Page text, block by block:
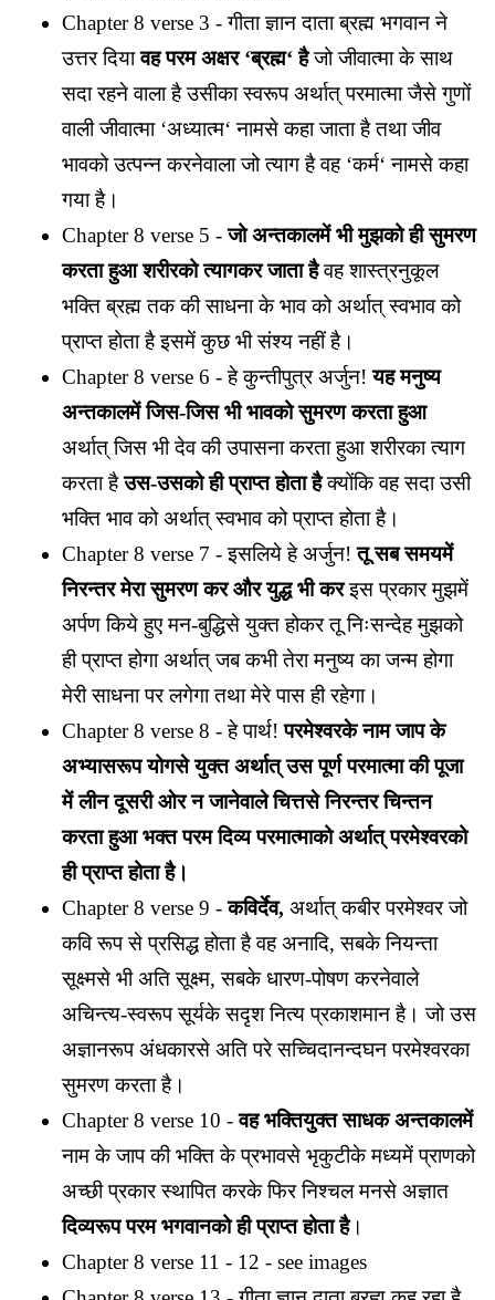
Chapter 8 verse 3 - गीता ज्ञान दाता ब्रह्म भगवान ने
उत्तर दियावह परम अक्षर ‘ब्रह्म‘ हैजो जीवात्मा के साथ
सदा रहने वाला है उसीका स्वरूप अर्थात् परमात्मा जैसे गुणों
वाली जीवात्मा ‘अध्यात्म‘ नामसे कहा जाता है तथा जीव
भावको उत्पन्न करनेवाला जो त्याग है वह ‘कर्म‘ नामसे कहा
गया है।
Chapter 8 verse 5 -जो अन्तकालमें भी मुझको ही सुमरण
करता हुआ शरीरको त्यागकर जाता हैवह शास्त्रनुकूल
भक्ति ब्रह्म तक की साधना के भाव को अर्थात् स्वभाव को
प्राप्त होता है इसमें कुछ भी संश्य नहीं है।
Chapter 8 verse 6 - हे कुन्तीपुत्र अर्जुन!यह मनुष्य
अन्तकालमें जिस-जिस भी भावको सुमरण करता हुआ
अर्थात् जिस भी देव की उपासना करता हुआ शरीरका त्याग
करता हैउस-उसको ही प्राप्त होता हैक्योंकि वह सदा उसी
भक्ति भाव को अर्थात् स्वभाव को प्राप्त होता है।
Chapter 8 verse 7 - इसलिये हे अर्जुन!तू सब समयमें
निरन्तर मेरा सुमरण कर और युद्ध भी करइस प्रकार मुझमें
अर्पण किये हुए मन-बुद्धिसे युक्त होकर तू निःसन्देह मुझको
ही प्राप्त होगा अर्थात् जब कभी तेरा मनुष्य का जन्म होगा
मेरी साधना पर लगेगा तथा मेरे पास ही रहेगा।
Chapter 8 verse 8 - हे पार्थ!परमेश्वरके नाम जाप के
अभ्यासरूप योगसे युक्त अर्थात् उस पूर्ण परमात्मा की पूजा
में लीन दूसरी ओर न जानेवाले चित्तसे निरन्तर चिन्तन
करता हुआ भक्त परम दिव्य परमात्माको अर्थात् परमेश्वरको
ही प्राप्त होता है।
Chapter 8 verse 9 -कविर्देव, अर्थात् कबीर परमेश्वर जो
कवि रूप से प्रसिद्ध होता है वह अनादि, सबके नियन्ता
सूक्ष्मसे भी अति सूक्ष्म, सबके धारण-पोषण करनेवाले
अचिन्त्य-स्वरूप सूर्यके सदृश नित्य प्रकाशमान है। जो उस
अज्ञानरूप अंधकारसे अति परे सच्चिदानन्दघन परमेश्वरका
सुमरण करता है।
Chapter 8 verse 10 -वह भक्तियुक्त साधक अन्तकालमें
नाम के जाप की भक्ति के प्रभावसे भृकुटीके मध्यमें प्राणको
अच्छी प्रकार स्थापित करके फिर निश्चल मनसे अज्ञात
दिव्यरूप परम भगवानको ही प्राप्त होता है।
Chapter 8 verse 11 - 12 - see images